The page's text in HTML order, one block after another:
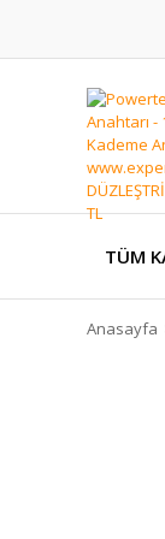
TÜM
Anasayfa